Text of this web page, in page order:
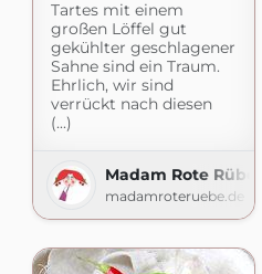
Tartes mit einem
großen Löffel gut
gekühlter geschlagener
Sahne sind ein Traum.
Ehrlich, wir sind
verrückt nach diesen
(...)
Madam Rote Rübe
madamroteruebe.de